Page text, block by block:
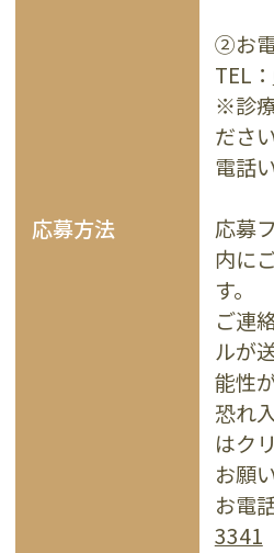
応募方法
②お
TEL：
※診
ださ
電話
応募
内に
す。
ご連
ルが
能性
恐れ
はク
お願
お電
3341